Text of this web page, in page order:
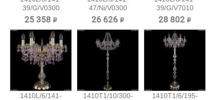
39/G/V0300
Хрустальная...
25 358 ₽
47/Ni/V0300
Хрустальная...
26 626 ₽
39/G/V7010
Хрустальная...
28 802 ₽
1410L/6/141-
1410T1/10/300-
1410T1/6/195-